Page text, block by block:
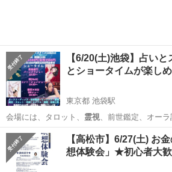
【6/20(土)池袋】占い
とショータイムが楽し
東京都 池袋駅
会場には、タロット、 霊視、前世鑑定、オー
東京 豊島区 池袋駅 スピ
【高松市】6/27(土) お
想体験会」★初心者大歓